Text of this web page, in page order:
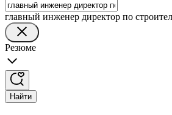
главный инженер директор по
Резюме
Найти